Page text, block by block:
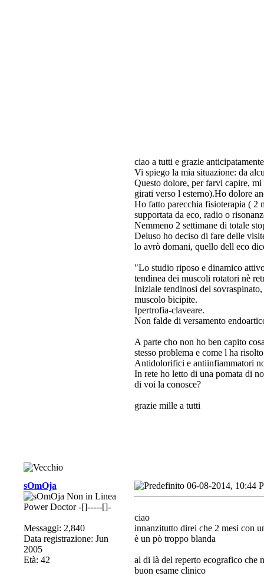
ciao a tutti e grazie
Vi spiego la mia situazione: da
Questo dolore, per farvi capire, mi
girati verso l esterno).Ho dolore
Ho fatto parecchia fisioterapia ( 2
supportata da eco, radio o
Nemmeno 2 settimane di totale
Deluso ho deciso di fare delle
lo avrò domani, quello dell eco
"Lo studio riposo e dinamico
tendinea dei muscoli rotatori nè
Iniziale tendinosi del
muscolo bicipite.
Ipertrofia-claveare.
Non falde di versamento
A parte cho non ho ben capito
stesso problema e come l ha
Antidolorifici e antiinfiammatori
In rete ho letto di una pomata di
di voi la conosce?
grazie mille a tutti
sOmOja
Power Doctor -[]-----[]-
Messaggi: 2,840
Data registrazione: Jun
2005
Età: 42
06-08-2014, 10:44
ciao
innanzitutto direi che 2 mesi con
è un pò troppo blanda
al di là del reperto ecografico che
buon esame clinico